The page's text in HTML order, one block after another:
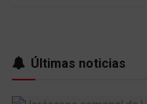
Últimas noticias